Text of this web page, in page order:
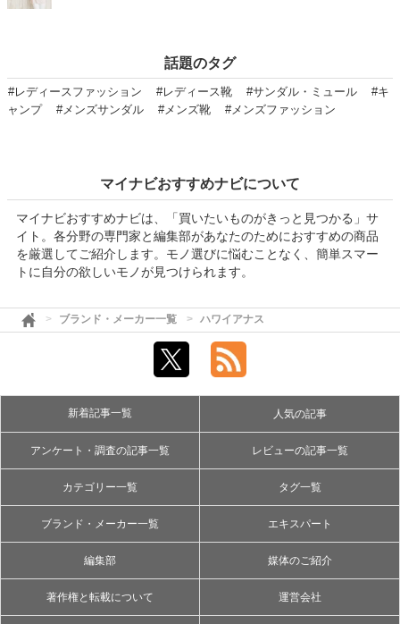
話題のタグ
#レディースファッション #レディース靴 #サンダル・ミュール
#キ
ャンプ
#メンズサンダル #メンズ靴 #メンズファッション
マイナビおすすめナビについて
マイナビおすすめナビは、「買いたいものがきっと見つかる」サ
イト。各分野の専門家と編集部があなたのためにおすすめの商品
を厳選してご紹介します。モノ選びに悩むことなく、簡単スマー
トに自分の欲しいモノが見つけられます。
ブランド・メーカー一覧 ハワイアナス
新着記事一覧 人気の記事
アンケート・調査の記事一覧 レビューの記事一覧
カテゴリー一覧 タグ一覧
ブランド・メーカー一覧 エキスパート
編集部 媒体のご紹介
著作権と転載について 運営会社